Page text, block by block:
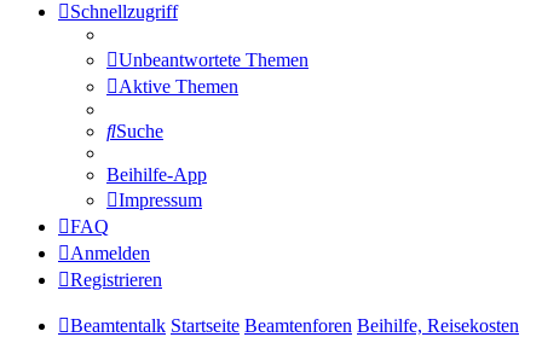
Schnellzugriff
Unbeantwortete Themen
Aktive Themen
Suche
Beihilfe-App
Impressum
FAQ
Anmelden
Registrieren
Beamtentalk Startseite Beamtenforen Beihilfe, Reisekosten